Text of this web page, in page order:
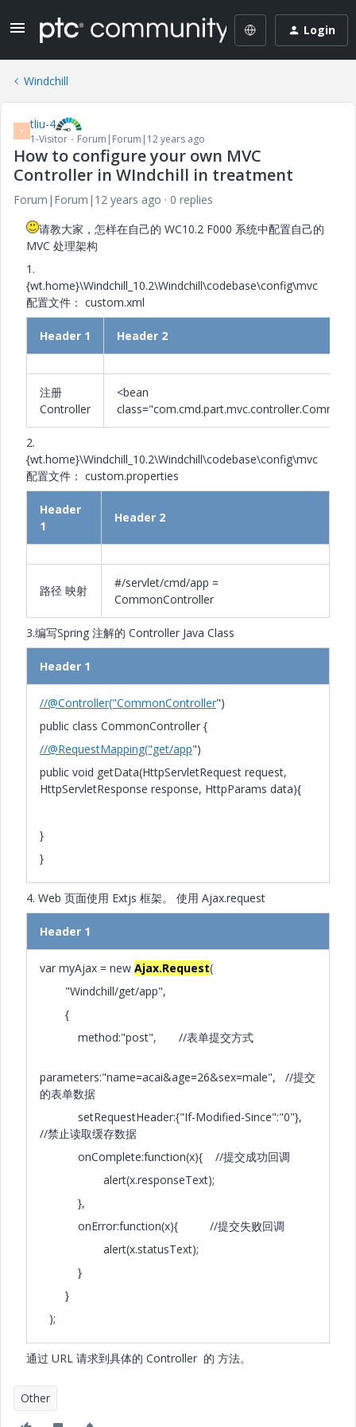
Login
Windchill
T tliu-4
1-Visitor Forum|Forum|12 years ago
How to configure your own MVC
Controller in WIndchill in treatment
Forum|Forum|12 years ago
0 replies
请教大家，怎样在自己的 WC10.2 F000 系统中配置自己的
MVC 处理架构
1.
{wt.home}\Windchill_10.2\Windchill\codebase\config\mvc
配置文件： custom.xml
Header 1 Header 2
注册
Controller
<bean
2.
{wt.home}\Windchill_10.2\Windchill\codebase\config\mvc
配置文件： custom.properties
Header
1
Header 2
路径 映射
#/servlet/cmd/app =
CommonController
3.编写Spring 注解的 Controller Java Class
Header 1
//@Controller("CommonController")
public class CommonController {
//@RequestMapping("get/app")
public void getData(HttpServletRequest request,
HttpServletResponse response, HttpParams data){
}
}
4. Web 页面使用 Extjs 框架。 使用 Ajax.request
Header 1
var myAjax = new Ajax.Request(
"Windchill/get/app",
{
method:"post", //表单提交方式
parameters:"name=acai&age=26&sex=male", //提交
的表单数据
setRequestHeader:{"If-Modified-Since":"0"},
//禁止读取缓存数据
onComplete:function(x){ //提交成功回调
alert(x.responseText);
},
onError:function(x){ //提交失败回调
alert(x.statusText);
}
}
);
通过 URL 请求到具体的 Controller 的 方法。
Other